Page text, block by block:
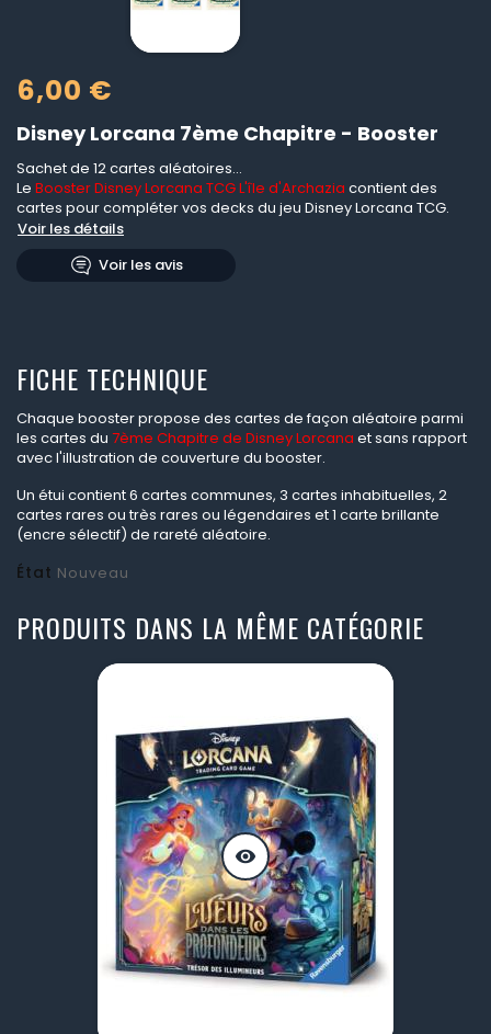
6,00 €
Disney Lorcana 7ème Chapitre - Booster
Sachet de 12 cartes aléatoires...
Le Booster Disney Lorcana TCG L'île d'Archazia contient des
cartes pour compléter vos decks du jeu Disney Lorcana TCG.
Voir les détails
Voir les avis
FICHE TECHNIQUE
Chaque booster propose des cartes de façon aléatoire parmi
les cartes du 7ème Chapitre de Disney Lorcana et sans rapport
avec l'illustration de couverture du booster.
Un étui contient 6 cartes communes, 3 cartes inhabituelles, 2
cartes rares ou très rares ou légendaires et 1 carte brillante
(encre sélectif) de rareté aléatoire.
État Nouveau
PRODUITS DANS LA MÊME CATÉGORIE
visibility